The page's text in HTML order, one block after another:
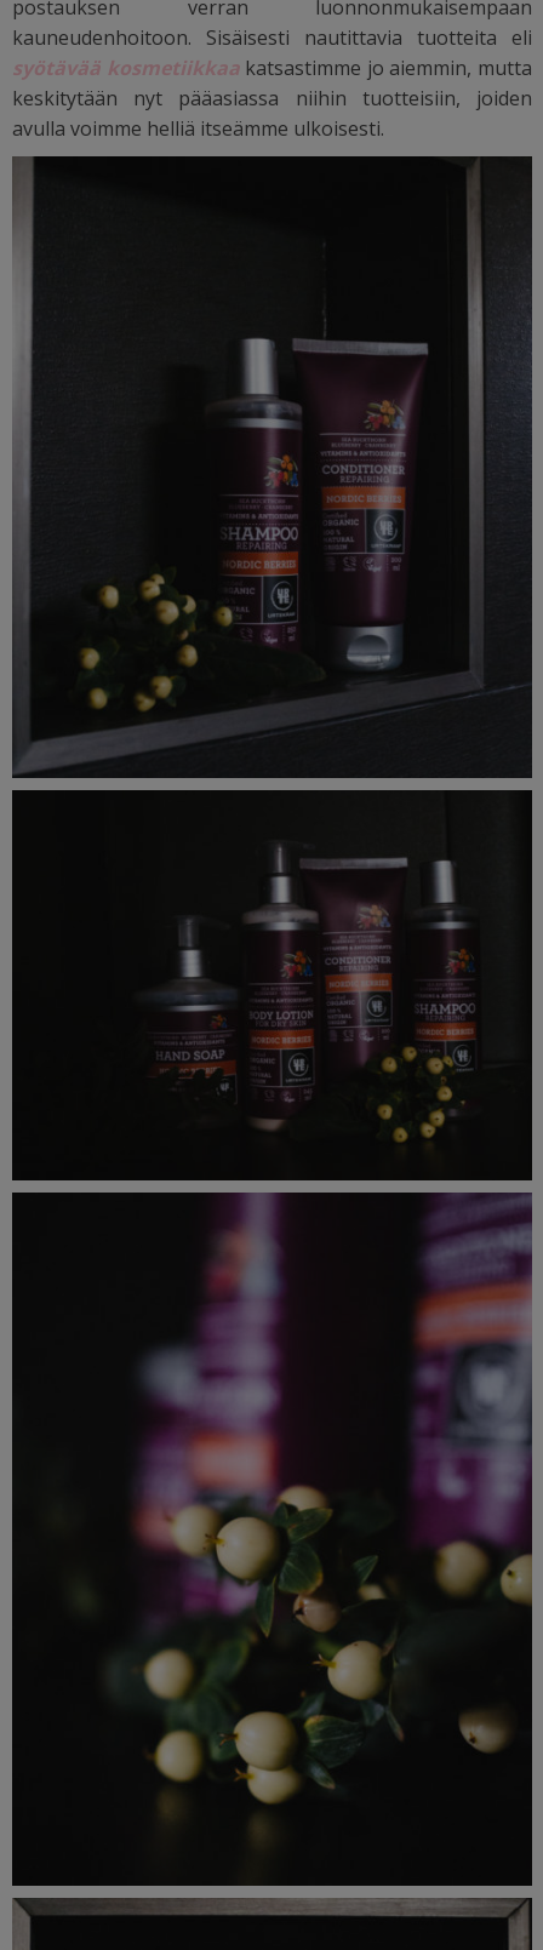
postauksen verran luonnonmukaisempaan
kauneudenhoitoon. Sisäisesti nautittavia tuotteita eli
syötävää kosmetiikkaakatsastimme jo aiemmin, mutta
keskitytään nyt pääasiassa niihin tuotteisiin, joiden
avulla voimme helliä itseämme ulkoisesti.